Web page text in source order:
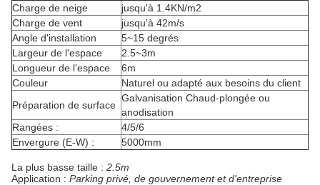
Charge de neige
jusqu'à 1.4KN/m2
Charge de vent
jusqu'à 42m/s
Angle d'installation
5~15 degrés
Largeur de l'espace
2.5~3m
Longueur de l'espace
6m
Couleur
Naturel ou adapté aux besoins du client
Préparation de surface
Galvanisation Chaud-plongée ou
anodisation
Rangées :
4/5/6
Envergure (E-W) :
5000mm
La plus basse taille : 2.5m
Application : Parking privé, de gouvernement et d'entreprise